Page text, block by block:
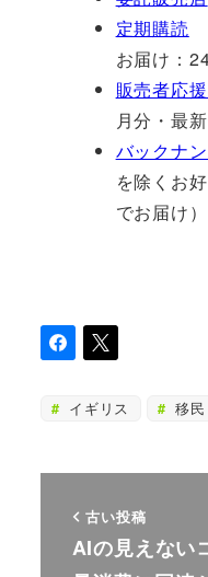
定期購読
お届け：24
販売者応
月分・最
バックナ
を除くお
でお届け）
イギリス 移
古い投稿
AIの見えない